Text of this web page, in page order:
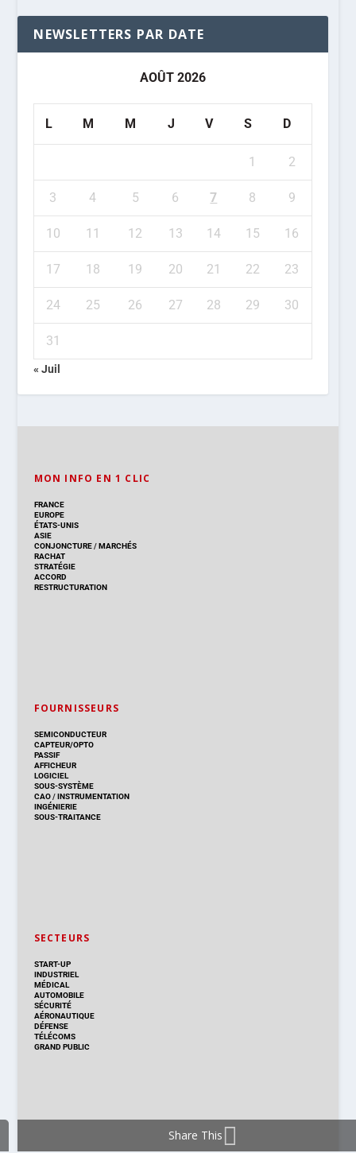
NEWSLETTERS PAR DATE
AOÛT 2026
L M M J V S D
1 2
3 4 5 6 7 8 9
10 11 12 13 14 15 16
17 18 19 20 21 22 23
24 25 26 27 28 29 30
31
« Juil
MON INFO EN 1 CLIC
FRANCE
EUROPE
ÉTATS-UNIS
ASIE
CONJONCTURE/MARCHÉS
RACHAT
STRATÉGIE
ACCORD
RESTRUCTURATION
FOURNISSEURS
SEMICONDUCTEUR
CAPTEUR/OPTO
PASSIF
AFFICHEUR
LOGICIEL
SOUS-SYSTÈME
CAO/INSTRUMENTATION
INGÉNIERIE
SOUS-TRAITANCE
SECTEURS
START-UP
INDUSTRIEL
MÉDICAL
AUTOMOBILE
SÉCURITÉ
AÉRONAUTIQUE
DÉFENSE
TÉLÉCOMS
GRAND PUBLIC
Share This